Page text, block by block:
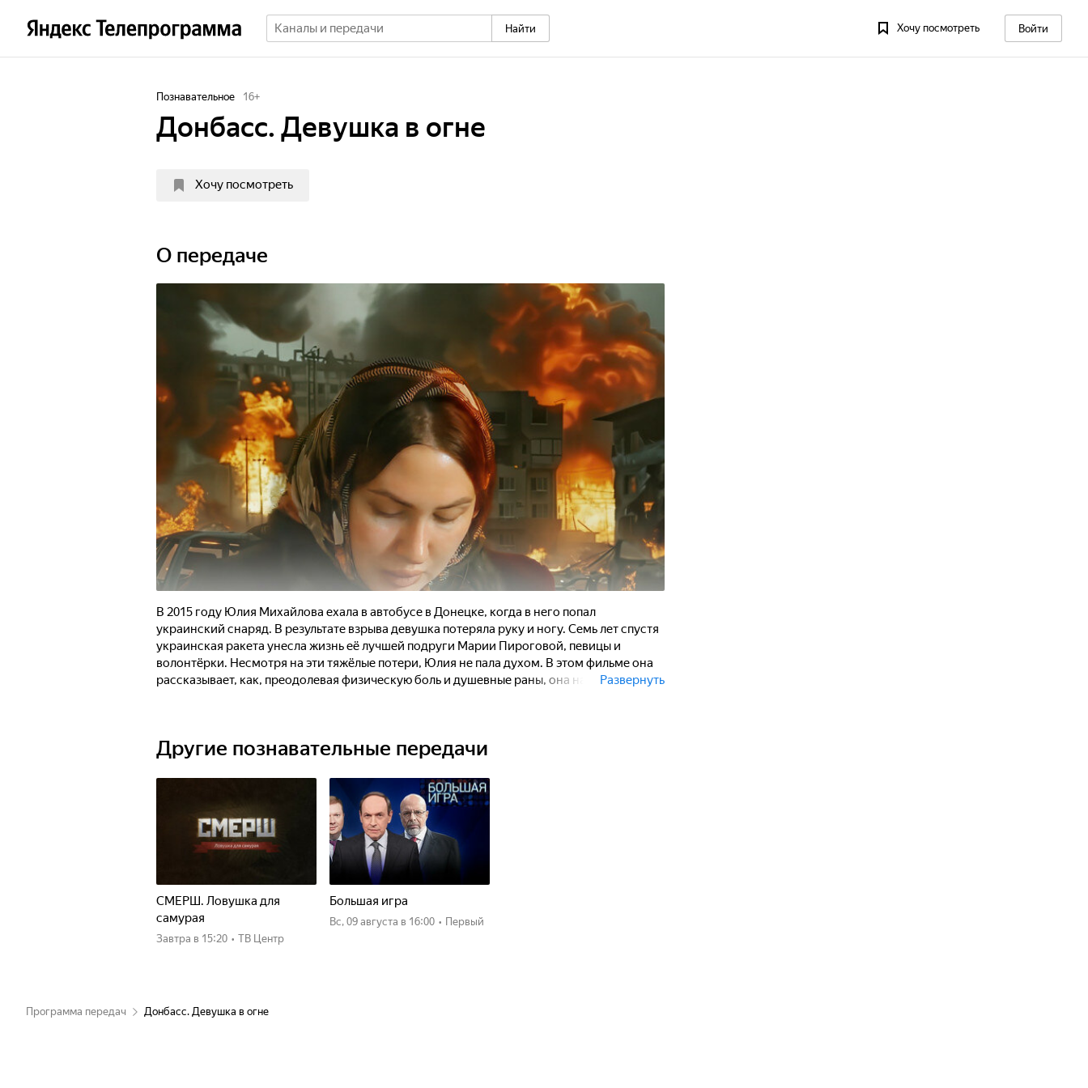
Найти Хочу посмотреть Войти
Познавательное 16+
Донбасс. Девушка в огне
Хочу посмотреть
О передаче
В 2015 году Юлия Михайлова ехала в автобусе в Донецке, когда в него попал
украинский снаряд. В результате взрыва девушка потеряла руку и ногу. Семь лет спустя
украинская ракета унесла жизнь её лучшей подруги Марии Пироговой, певицы и
волонтёрки. Несмотря на эти тяжёлые потери, Юлия не пала духом. В этом фильме она
рассказывает, как, преодолевая физическую боль и душевные раны, она нашла в себе
силы продолжать жить? Что побуждает ее протягивать руку помощи другим?
Развернуть
Другие познавательные передачи
СМЕРШ. Ловушка для
самурая
Завтра в 15:20 • ТВ Центр
Большая игра
вс, 09 августа в 16:00 • Первый
Программа передач Донбасс. Девушка в огне